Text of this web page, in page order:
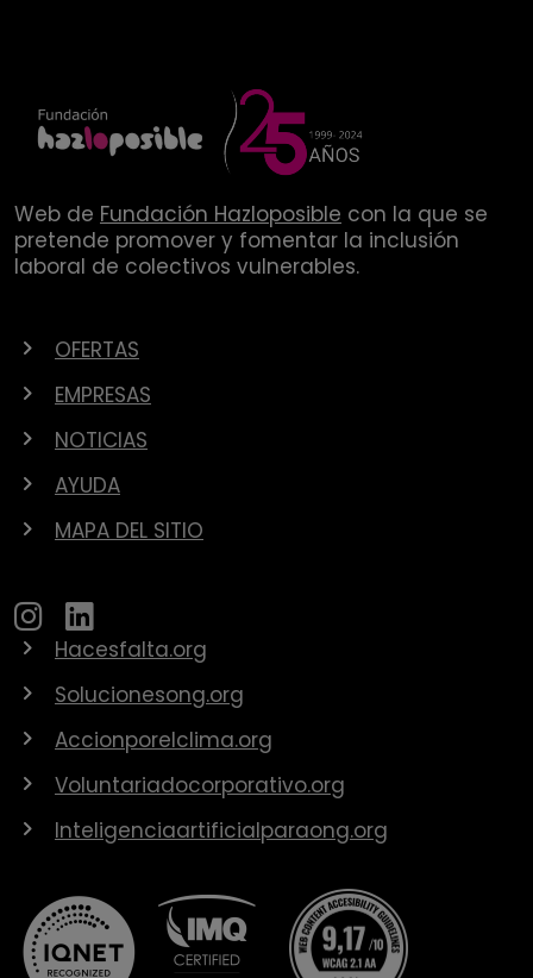
Web de Fundación Hazloposible con la que se
pretende promover y fomentar la inclusión
laboral de colectivos vulnerables.
OFERTAS
EMPRESAS
NOTICIAS
AYUDA
MAPA DEL SITIO
Hacesfalta.org
Solucionesong.org
Accionporelclima.org
Voluntariadocorporativo.org
Inteligenciaartificialparaong.org